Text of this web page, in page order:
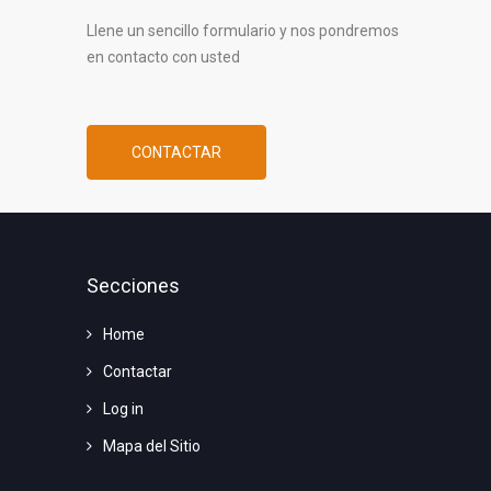
Llene un sencillo formulario y nos pondremos
en contacto con usted
CONTACTAR
Secciones
Home
Contactar
Log in
Mapa del Sitio